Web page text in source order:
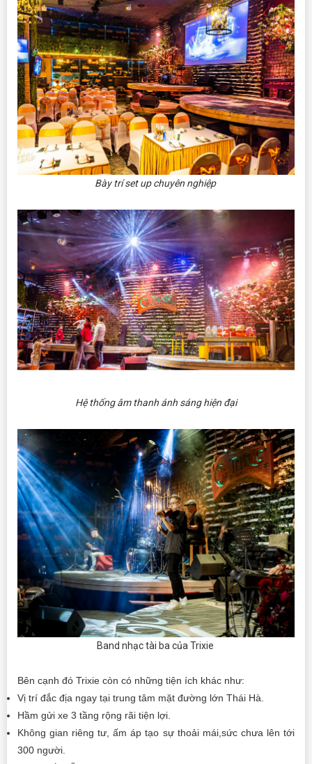
Bày trí set up chuyên nghiệp
Hệ thống âm thanh ánh sáng hiện đại
Band nhạc tài ba của Trixie
Bên cạnh đó Trixie còn có những tiện ích khác như:
Vị trí đắc địa ngay tại trung tâm mặt đường lớn Thái Hà.
Hầm gửi xe 3 tầng rộng rãi tiện lợi.
Không gian riêng tư, ấm áp tạo sự thoải mái,sức chưa lên tới
300 người.